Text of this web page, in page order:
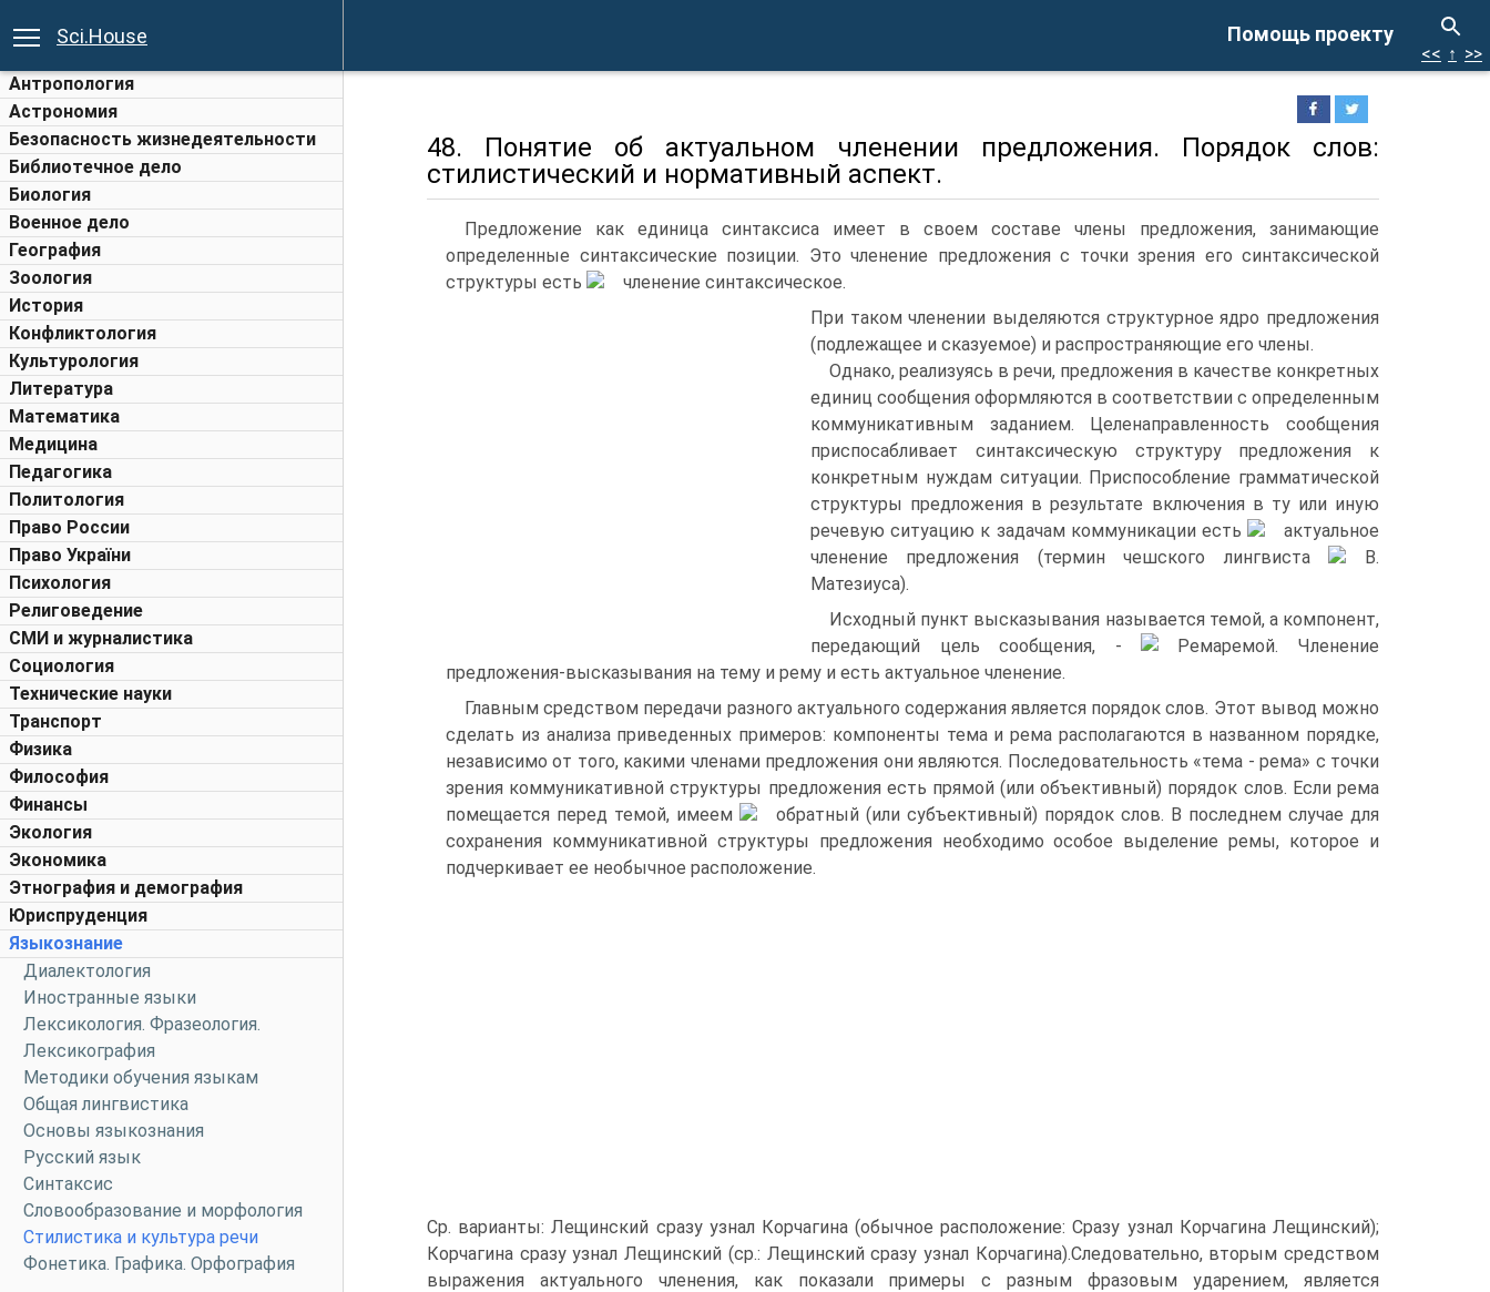
Помощь проекту
Sci.House
Антропология
Астрономия
Безопасность жизнедеятельности
Библиотечное дело
Биология
Военное дело
География
Зоология
История
Конфликтология
Культурология
Литература
Математика
Медицина
Педагогика
Политология
Право России
Право України
Психология
Религоведение
СМИ и журналистика
Социология
Технические науки
Транспорт
Физика
Философия
Финансы
Экология
Экономика
Этнография и демография
Юриспруденция
Языкознание
Диалектология
Иностранные языки
Лексикология. Фразеология.
Лексикография
Методики обучения языкам
Общая лингвистика
Основы языкознания
Русский язык
Синтаксис
Словообразование и морфология
Стилистика и культура речи
Фонетика. Графика. Орфография
<< ↑ >>
48. Понятие об актуальном членении предложения. Порядок слов:
стилистический и нормативный аспект.
Предложение как единица синтаксиса имеет в своем составе члены предложения, занимающие
определенные синтаксические позиции. Это членение предложения с точки зрения его синтаксической
структуры есть
членение синтаксическое.
При таком членении выделяются структурное ядро предложения
(подлежащее и сказуемое) и распространяющие его члены.
Однако, реализуясь в речи, предложения в качестве конкретных
единиц сообщения оформляются в соответствии с определенным
коммуникативным заданием. Целенаправленность сообщения
приспосабливает синтаксическую структуру предложения к
конкретным нуждам ситуации. Приспособление грамматической
структуры предложения в результате включения в ту или иную
речевую ситуацию к задачам коммуникации есть
актуальное
членение предложения (термин чешского лингвиста
В.
Матезиуса).
Исходный пункт высказывания называется темой, а компонент,
передающий цель сообщения, -
ремой. Членение
предложения-высказывания на тему и рему и есть актуальное членение.
Главным средством передачи разного актуального содержания является порядок слов. Этот вывод можно
сделать из анализа приведенных примеров: компоненты тема и рема располагаются в названном порядке,
независимо от того, какими членами предложения они являются. Последовательность «тема - рема» с точки
зрения коммуникативной структуры предложения есть прямой (или объективный) порядок слов. Если рема
помещается перед темой, имеем
обратный (или субъективный) порядок слов. В последнем случае для
сохранения коммуникативной структуры предложения необходимо особое выделение ремы, которое и
подчеркивает ее необычное расположение.
Ср. варианты: Лещинский сразу узнал Корчагина (обычное расположение: Сразу узнал Корчагина Лещинский);
Корчагина сразу узнал Лещинский (ср.: Лещинский сразу узнал Корчагина).Следовательно, вторым средством
выражения актуального членения, как показали примеры с разным фразовым ударением, является